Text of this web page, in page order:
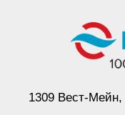
1309 Вест-